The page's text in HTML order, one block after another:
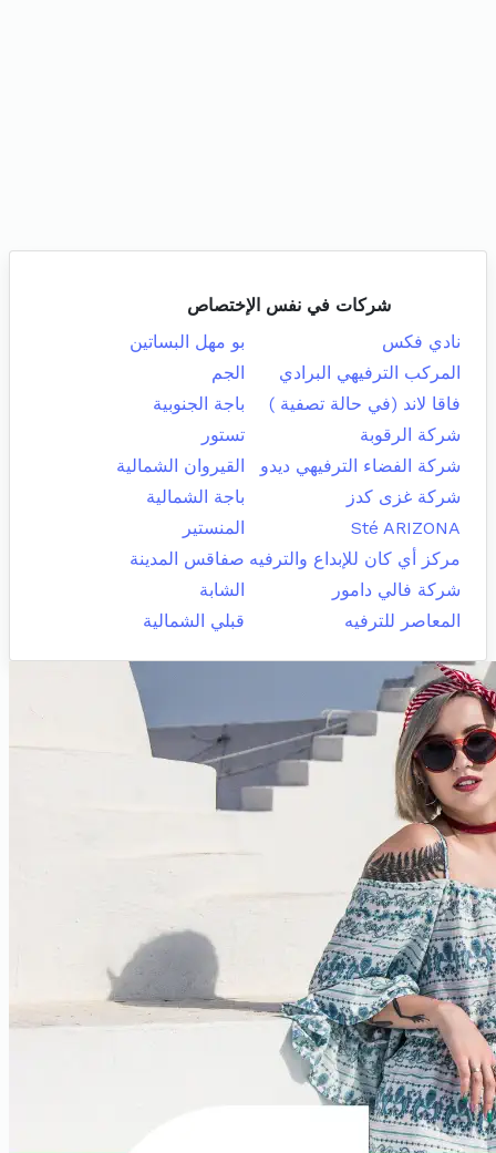
شركات في نفس الإختصاص
نادي فكس
بو مهل البساتين
المركب الترفيهي البرادي
الجم
فاقا لاند (في حالة تصفية )
باجة الجنوبية
شركة الرقوبة
تستور
شركة الفضاء الترفيهي ديدو
القيروان الشمالية
شركة غزى كدز
باجة الشمالية
Sté ARIZONA
المنستير
مركز أي كان للإبداع والترفيه صفاقس المدينة
شركة فالي دامور
الشابة
المعاصر للترفيه
قبلي الشمالية